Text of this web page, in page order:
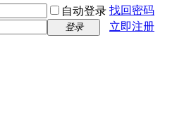
自动登录 找回密码
登录 立即注册